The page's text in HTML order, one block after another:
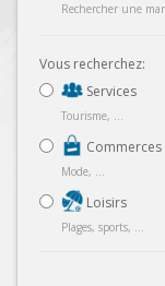
Rechercher une
Vous recherchez:
Services
Tourisme, ...
Commerces
Mode, ...
Loisirs
Plages, sports, ...